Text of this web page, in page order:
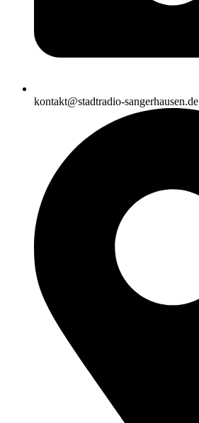
kontakt@stadtradio-sangerhausen.de